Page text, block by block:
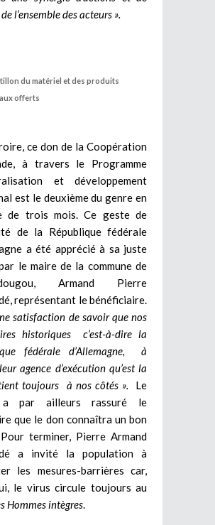
l’ensemble des acteurs ».
du matériel et des produits
offerts
ce don de la Coopération
à travers le Programme
et développement
est le deuxième du genre en
de trois mois. Ce geste de
de la République fédérale
a été apprécié à sa juste
le maire de la commune de
Armand Pierre
représentant le bénéficiaire.
satisfaction de savoir que nos
historiques c’est-à-dire la
fédérale d’Allemagne, à
agence d’exécution qu’est la
toujours à nos côtés ». Le
a par ailleurs rassuré le
que le don connaîtra un bon
Pour terminer, Pierre Armand
a invité la population à
les mesures-barrières car,
le virus circule toujours au
Hommes intègres